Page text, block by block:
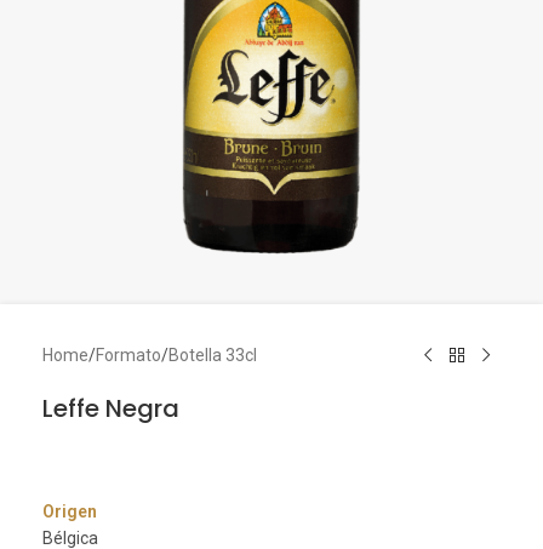
Home/Formato/Botella 33cl
Leffe Negra
Origen
Bélgica